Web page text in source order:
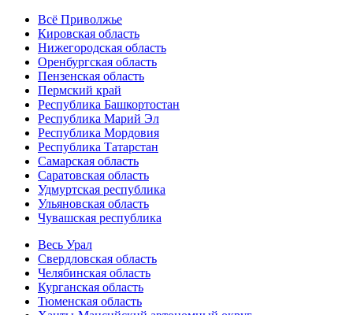
Всё Приволжье
Кировская область
Нижегородская область
Оренбургская область
Пензенская область
Пермский край
Республика Башкортостан
Республика Марий Эл
Республика Мордовия
Республика Татарстан
Самарская область
Саратовская область
Удмуртская республика
Ульяновская область
Чувашская республика
Весь Урал
Свердловская область
Челябинская область
Курганская область
Тюменская область